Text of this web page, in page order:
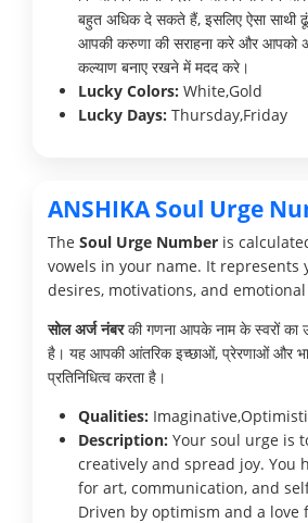
बहुत अधिक दे सकते हैं, इसलिए ऐसा साथी
आपकी करुणा की सराहना करे और आपको
कल्याण बनाए रखने में मदद करे।
Lucky Colors: White,Gold
Lucky Days: Thursday,Friday
ANSHIKA Soul Urge
The Soul Urge Number is
vowels in your name. It represents
desires, motivations, and
सोल अर्ज नंबरकी गणना आपके नाम के स्वरों का
है। यह आपकी आंतरिक इच्छाओं, प्रेरणाओं और
प्रतिनिधित्व करता है।
Qualities:
Description: Your soul urge is
creatively and spread joy. You
for art, communication, and
Driven by optimism and a love